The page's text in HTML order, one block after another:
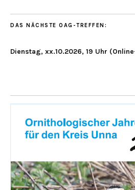
DAS NÄCHSTE OAG-TREFFEN:
Dienstag, xx.10.2026, 19 Uhr